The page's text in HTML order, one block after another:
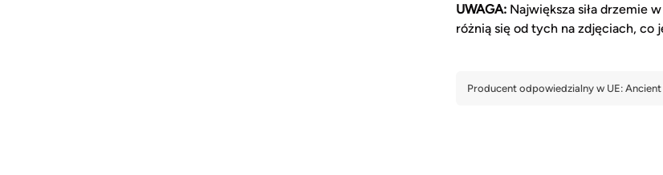
UWAGA: Największa siła drzemie
różnią się od tych na zdjęciach, co